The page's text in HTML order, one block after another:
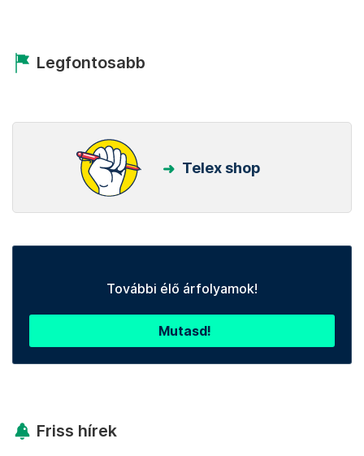
Legfontosabb
Telex shop
További élő árfolyamok!
Mutasd!
Friss hírek